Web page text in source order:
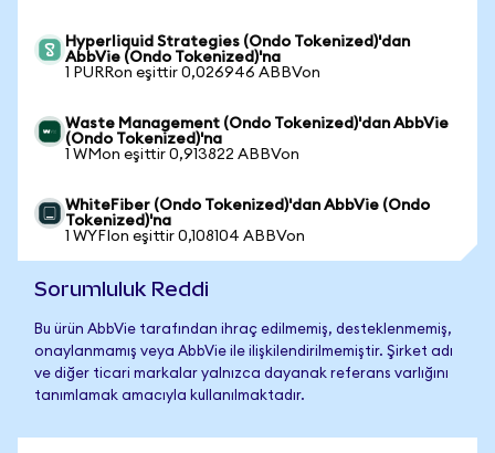
Hyperliquid Strategies (Ondo Tokenized)'dan
AbbVie (Ondo Tokenized)'na
1 PURRon eşittir 0,026946 ABBVon
Waste Management (Ondo Tokenized)'dan AbbVie
(Ondo Tokenized)'na
1 WMon eşittir 0,913822 ABBVon
WhiteFiber (Ondo Tokenized)'dan AbbVie (Ondo
Tokenized)'na
1 WYFIon eşittir 0,108104 ABBVon
Sorumluluk Reddi
Bu ürün AbbVie tarafından ihraç edilmemiş, desteklenmemiş,
onaylanmamış veya AbbVie ile ilişkilendirilmemiştir. Şirket adı
ve diğer ticari markalar yalnızca dayanak referans varlığını
tanımlamak amacıyla kullanılmaktadır.